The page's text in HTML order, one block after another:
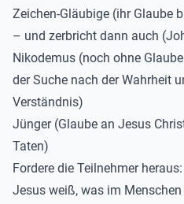
Zeichen-Gläubige (ihr Glaube
– und zerbricht dann auch (
Nikodemus (noch ohne Glaube
der Suche nach der Wahrheit
Verständnis)
Jünger(Glaube an Jesus
Taten)
Fordere die Teilnehmer heraus:
Jesus weiß, was im